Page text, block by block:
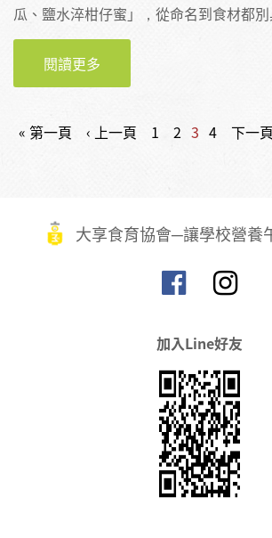
瓜、鹽水淬柑仔蜜」，從命名到食材都別
閱讀更多
南市立佳里國民中學謝依
頁面
« 第一頁 ‹ 上一頁 1 2 3 4 下一
大享食育協會─讓學校營養
加入Line好友